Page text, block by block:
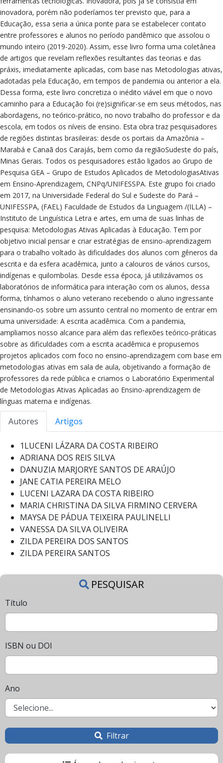
inovadora, porém não poderíamos ter previsto que, para a
Educação, essa seria a única ponte para se estabelecer contato
entre professores e alunos no período pandêmico que assolou o
mundo inteiro (2019-2020). Assim, esse livro forma uma coletânea
de artigos que revelam reflexões resultantes das teorias e das
práxis, imediatamente aplicadas, com base nas Metodologias ativas,
adotadas pela Educação, em tempos de pandemia ou anterior a ela.
Dessa forma, este livro concretiza o inédito viável em que o novo
caminho para a Educação foi (re)significar-se em seus métodos, nas
abordagens, no teórico-prático, no novo trabalho do professor e da
escola, em todos os níveis de ensino. Esta obra traz pesquisadores
de regiões distintas brasileiras: desde os portais da Amazônia –
Marabá e Canaã dos Carajás, bem como da regiãoSudeste do país,
Minas Gerais. Todos os pesquisadores estão ligados ao Grupo de
Pesquisa GEA – Grupo de Estudos Aplicados de MetodologiasAtivas
em Ensino-Aprendizagem, CNPq/UNIFESSPA. Este grupo foi criado
em 2017, na Universidade Federal do Sul e Sudeste do Pará –
UNIFESSPA, (FAEL) Faculdade de Estudos da Linguagem /(ILLA) –
Instituto de Linguística Letra e artes, em uma de suas linhas de
pesquisa: Metodologias Ativas Aplicadas à Educação. Tem por
objetivo inicial pensar e criar estratégias de ensino-aprendizagem
para o trabalho voltado às dificuldades dos alunos com gêneros da
escrita e da esfera acadêmica, junto a calouros de vários cursos,
indígenas e quilombolas. Desde essa época, já utilizávamos os
laboratórios de informática para interação com os alunos, dessa
forma, tínhamos o aluno veterano recebendo o aluno ingressante
ensinando-os sobre um assunto central no momento de entrar em
uma universidade: A escrita acadêmica. Com a pandemia,
ampliamos nosso alcance para além das reflexões teórico-práticas
sobre as dificuldades com a escrita acadêmica e propusemos
projetos aplicados com foco no ensino-aprendizagem com base em
metodologias ativas em sala de aula, objetivando a formação de
professores da rede pública e criamos o Laboratório Experimental
de Metodologias Ativas Aplicadas ao Ensino-aprendizagem de
línguas materna e indígenas.
Autores Artigos
1LUCENI LÁZARA DA COSTA RIBEIRO
ADRIANA DOS REIS SILVA
DANUZIA MARJORYE SANTOS DE ARAÚJO
JANE CATIA PEREIRA MELO
LUCENI LAZARA DA COSTA RIBEIRO
MARIA CHRISTINA DA SILVA FIRMINO CERVERA
MAYSA DE PÁDUA TEIXEIRA PAULINELLI
VANESSA DA SILVA OLIVEIRA
ZILDA PEREIRA DOS SANTOS
ZILDA PEREIRA SANTOS
PESQUISAR
Título
ISBN ou DOI
Ano
Filtrar